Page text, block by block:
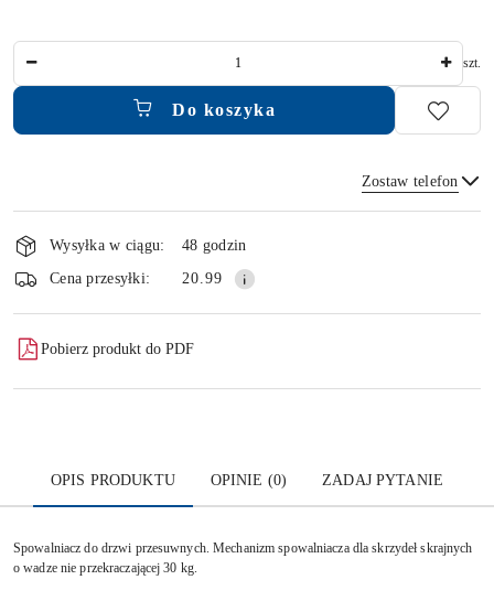
szt.
Do koszyka
Zostaw telefon
Wyślij
Dostępność
i
dostawa
Wysyłka w ciągu:
48 godzin
Cena przesyłki:
20.99
Pobierz produkt do PDF
OPIS PRODUKTU OPINIE (0) ZADAJ PYTANIE
Spowalniacz do drzwi przesuwnych. Mechanizm spowalniacza dla skrzydeł skrajnych
o wadze nie przekraczającej 30 kg.